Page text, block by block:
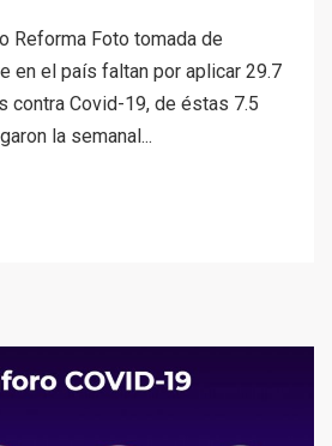
Reforma Foto tomada de
en el país faltan por aplicar 29.7
contra Covid-19, de éstas 7.5
la semanal...